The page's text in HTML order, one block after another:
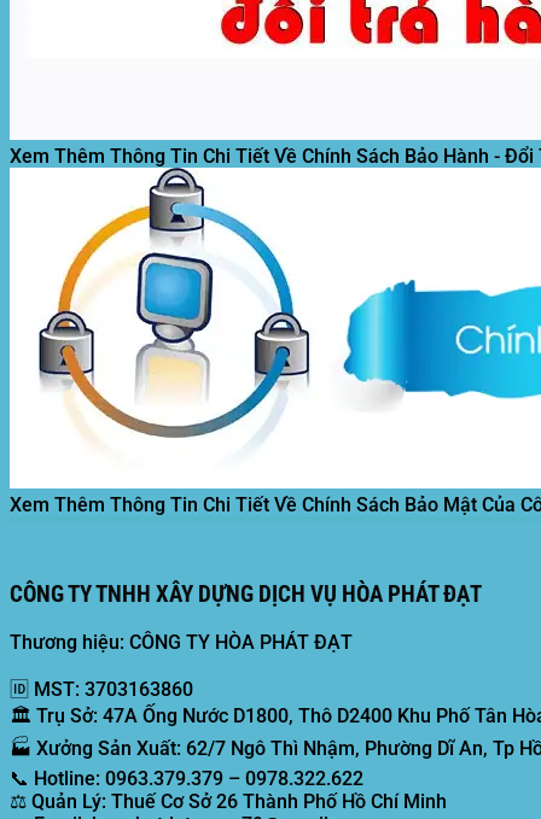
Xem Thêm Thông Tin Chi Tiết Về Chính Sách Bảo Hành -
Xem Thêm Thông Tin Chi Tiết Về Chính Sách Bảo Mật Của
CÔNG TY TNHH XÂY DỰNG DỊCH VỤ HÒA PHÁT ĐẠT
Thương hiệu: CÔNG TY HÒA PHÁT ĐẠT
🆔 MST: 3703163860
🏛️ Trụ Sở: 47A Ống Nước D1800, Thô D2400 Khu Phố Tân
🏭 Xưởng Sản Xuất: 62/7 Ngô Thì Nhậm, Phường Dĩ An, Tp
📞 Hotline: 0963.379.379 – 0978.322.622
⚖️ Quản Lý: Thuế Cơ Sở 26 Thành Phố Hồ Chí Minh